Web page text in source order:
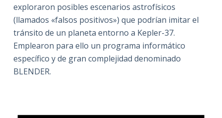
exploraron posibles escenarios astrofísicos
(llamados «falsos positivos») que podrían imitar el
tránsito de un planeta entorno a Kepler-37.
Emplearon para ello un programa informático
específico y de gran complejidad denominado
BLENDER.